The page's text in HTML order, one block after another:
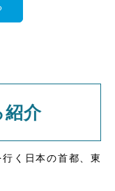
紹介
く日本の首都、東